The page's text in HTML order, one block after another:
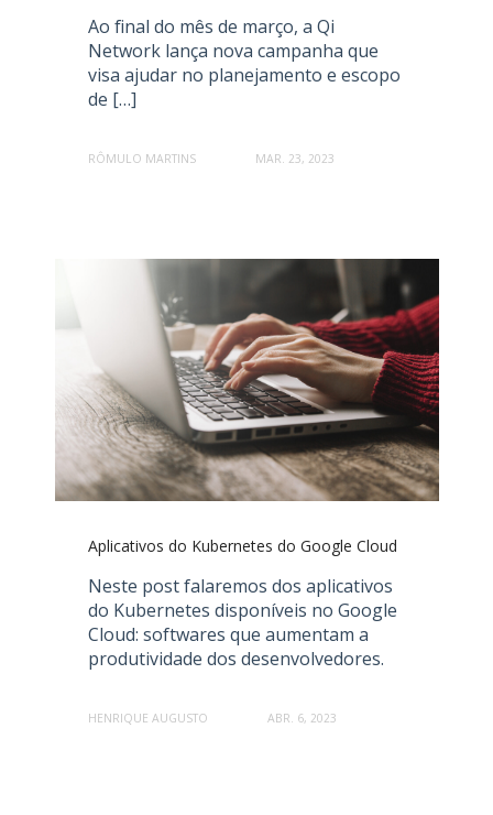
Ao final do mês de março, a Qi
Network lança nova campanha que
visa ajudar no planejamento e escopo
de […]
RÔMULO MARTINS MAR. 23, 2023
Aplicativos do Kubernetes do Google Cloud
Neste post falaremos dos aplicativos
do Kubernetes disponíveis no Google
Cloud: softwares que aumentam a
produtividade dos desenvolvedores.
HENRIQUE AUGUSTO ABR. 6, 2023